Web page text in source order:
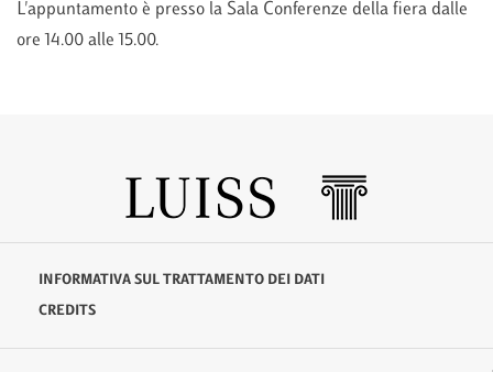
L'appuntamento è presso la Sala Conferenze della fiera dalle
ore 14.00 alle 15.00.
INFORMATIVA SUL TRATTAMENTO DEI DATI
CREDITS